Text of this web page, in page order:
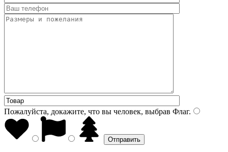
Пожалуйста, докажите, что вы человек, выбрав Флаг.